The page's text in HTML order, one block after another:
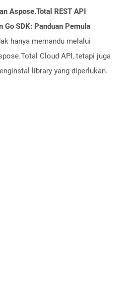
Aspose.Total REST API
Go SDK: Panduan Pemula
hanya memandu melalui
Cloud API, tetapi juga
library yang diperlukan.